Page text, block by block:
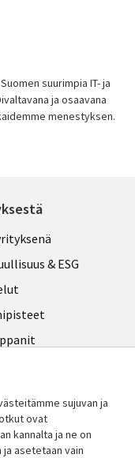
suurimpia IT- ja
ja osaavana
menestyksen.
& ESG
sujuvan ja
ovat
kannalta ja ne on
asetetaan vain